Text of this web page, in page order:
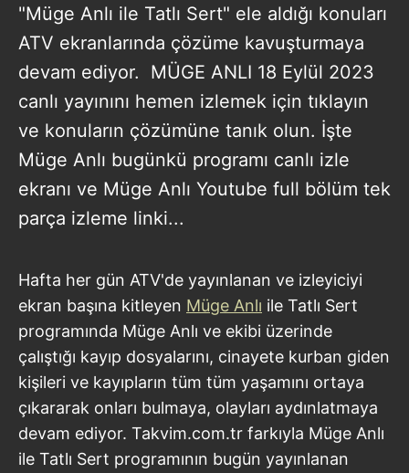
"Müge Anlı ile Tatlı Sert" ele aldığı konuları
ATV ekranlarında çözüme kavuşturmaya
devam ediyor. MÜGE ANLI 18 Eylül 2023
canlı yayınını hemen izlemek için tıklayın
ve konuların çözümüne tanık olun. İşte
Müge Anlı bugünkü programı canlı izle
ekranı ve Müge Anlı Youtube full bölüm tek
parça izleme linki...
Hafta her gün ATV'de yayınlanan ve izleyiciyi
ekran başına kitleyen Müge Anlı ile Tatlı Sert
programında Müge Anlı ve ekibi üzerinde
çalıştığı kayıp dosyalarını, cinayete kurban giden
kişileri ve kayıpların tüm tüm yaşamını ortaya
çıkararak onları bulmaya, olayları aydınlatmaya
devam ediyor. Takvim.com.tr farkıyla Müge Anlı
ile Tatlı Sert programının bugün yayınlanan